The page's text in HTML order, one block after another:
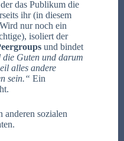
das Publikum die
ihr (in diesem
nur noch ein
isoliert der
und bindet
die Guten und darum
alles andere
sein.“ Ein
anderen sozialen